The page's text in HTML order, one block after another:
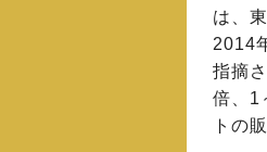
は、
2014
指摘
倍、1
トの